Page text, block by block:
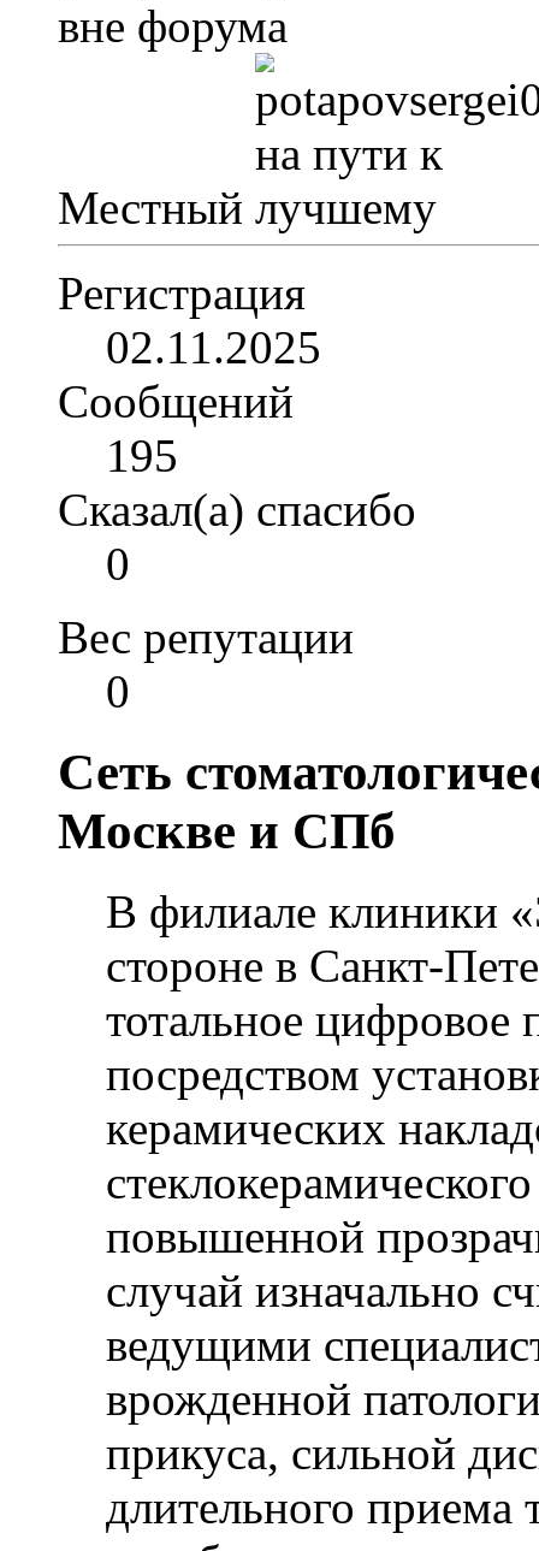
Местный
Регистрация
02.11.2025
Сообщений
195
Сказал(а) спасибо
0
Вес репутации
0
Сеть
Москве и СПб
В филиале клиники
стороне в Санкт-
тотальное цифровое
посредством
керамических
повышенной
случай изначально
ведущими
врожденной
прикуса, сильной
длительного приема